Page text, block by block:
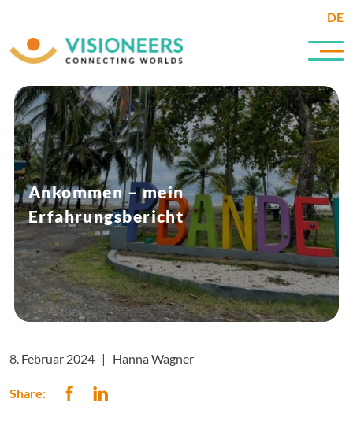
DE
Ankommen – mein
Erfahrungsbericht
8. Februar 2024 | Hanna Wagner
Share: